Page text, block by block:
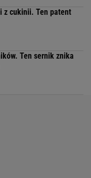
z cukinii. Ten patent
Ten sernik znika